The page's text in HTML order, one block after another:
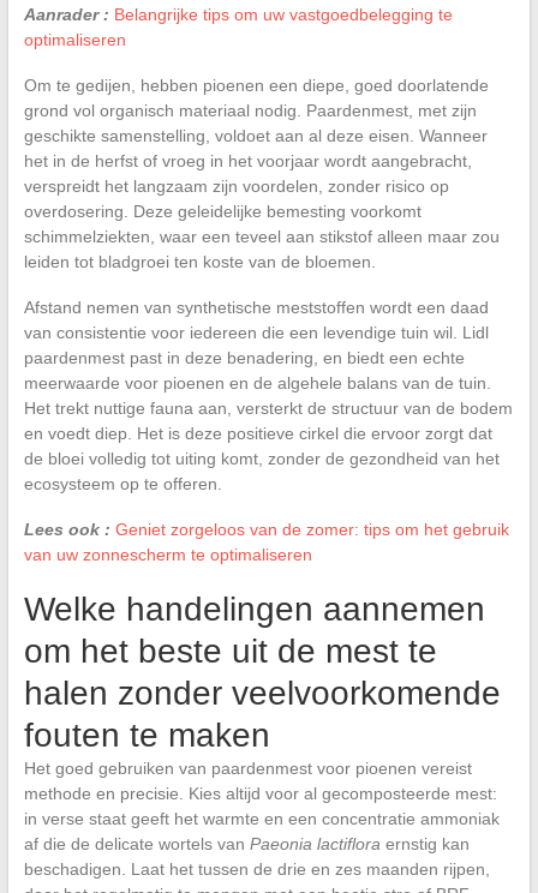
Aanrader : Belangrijke tips om uw vastgoedbelegging te
optimaliseren
Om te gedijen, hebben pioenen een diepe, goed doorlatende
grond vol organisch materiaal nodig. Paardenmest, met zijn
geschikte samenstelling, voldoet aan al deze eisen. Wanneer
het in de herfst of vroeg in het voorjaar wordt aangebracht,
verspreidt het langzaam zijn voordelen, zonder risico op
overdosering. Deze geleidelijke bemesting voorkomt
schimmelziekten, waar een teveel aan stikstof alleen maar zou
leiden tot bladgroei ten koste van de bloemen.
Afstand nemen van synthetische meststoffen wordt een daad
van consistentie voor iedereen die een levendige tuin wil. Lidl
paardenmest past in deze benadering, en biedt een echte
meerwaarde voor pioenen en de algehele balans van de tuin.
Het trekt nuttige fauna aan, versterkt de structuur van de bodem
en voedt diep. Het is deze positieve cirkel die ervoor zorgt dat
de bloei volledig tot uiting komt, zonder de gezondheid van het
ecosysteem op te offeren.
Lees ook : Geniet zorgeloos van de zomer: tips om het gebruik
van uw zonnescherm te optimaliseren
Welke handelingen aannemen
om het beste uit de mest te
halen zonder veelvoorkomende
fouten te maken
Het goed gebruiken van paardenmest voor pioenen vereist
methode en precisie. Kies altijd voor al gecomposteerde mest:
in verse staat geeft het warmte en een concentratie ammoniak
af die de delicate wortels van Paeonia lactiflora ernstig kan
beschadigen. Laat het tussen de drie en zes maanden rijpen,